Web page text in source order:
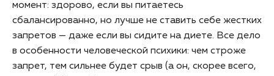
момент: здорово, если вы питаетесь
сбалансированно, но лучше не ставить себе жестких
запретов — даже если вы сидите на диете. Все дело
в особенности человеческой психики: чем строже
запрет, тем сильнее будет срыв (а он, скорее всего,